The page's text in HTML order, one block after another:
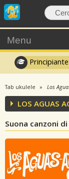
Menu
Tab ukulele Los
LOS AGUAS
Suona canzoni